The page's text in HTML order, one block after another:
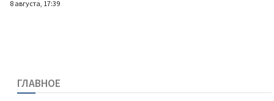
8 августа, 17:39
ГЛАВНОЕ